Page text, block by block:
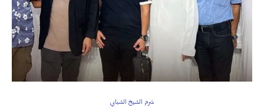
شرم الشيخ الشبابي